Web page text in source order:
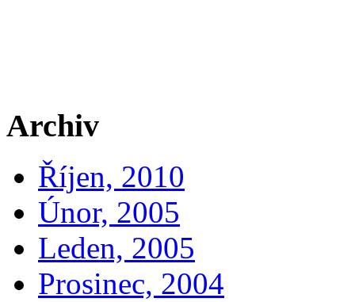
Archiv
Říjen, 2010
Únor, 2005
Leden, 2005
Prosinec, 2004